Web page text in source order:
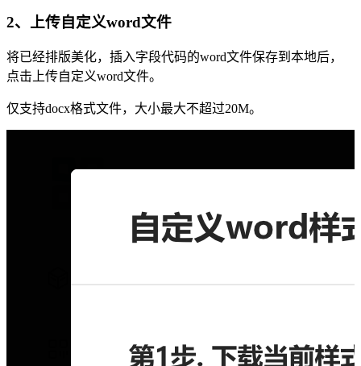
2、上传自定义word文件
将已经排版美化，插入字段代码的word文件保存到本地后，
点击上传自定义word文件。
仅支持docx格式文件，大小最大不超过20M。